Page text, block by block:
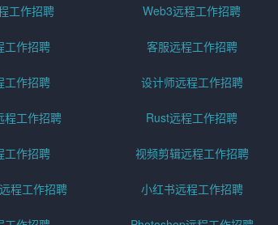
工作招聘 Web3远程工作招聘
工作招聘 客服远程工作招聘
工作招聘 设计师远程工作招聘
程工作招聘 Rust远程工作招聘
工作招聘 视频剪辑远程工作招聘
程工作招聘 小红书远程工作招聘